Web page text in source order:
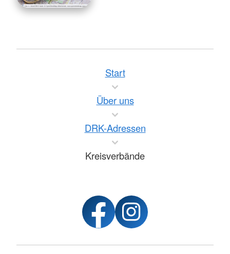
Start
Über uns
DRK-Adressen
Kreisverbände